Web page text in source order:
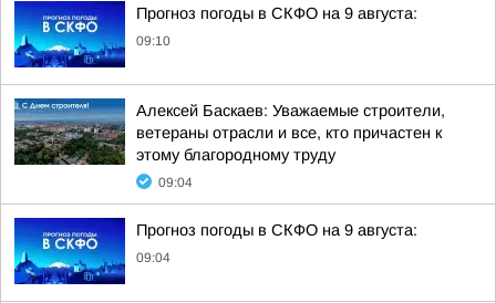
Прогноз погоды в СКФО на 9 августа:
09:10
Алексей Баскаев: Уважаемые строители,
ветераны отрасли и все, кто причастен к
этому благородному труду
09:04
Прогноз погоды в СКФО на 9 августа:
09:04